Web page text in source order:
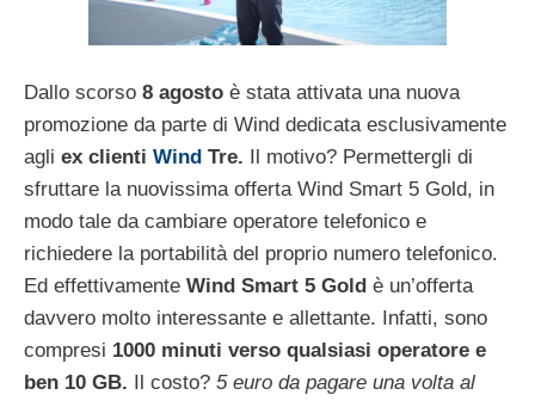
Dallo scorso 8 agosto è stata attivata una nuova
promozione da parte di Wind dedicata esclusivamente
agli ex clienti Wind Tre. Il motivo? Permettergli di
sfruttare la nuovissima offerta Wind Smart 5 Gold, in
modo tale da cambiare operatore telefonico e
richiedere la portabilità del proprio numero telefonico.
Ed effettivamente Wind Smart 5 Gold è un’offerta
davvero molto interessante e allettante. Infatti, sono
compresi 1000 minuti verso qualsiasi operatore e
ben 10 GB. Il costo? 5 euro da pagare una volta al